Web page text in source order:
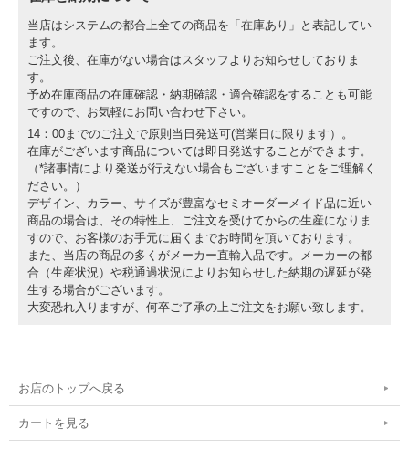
当店はシステムの都合上全ての商品を「在庫あり」と表記してい
ます。
ご注文後、在庫がない場合はスタッフよりお知らせしておりま
す。
予め在庫商品の在庫確認・納期確認・適合確認をすることも可能
ですので、お気軽にお問い合わせ下さい。
14：00までのご注文で原則当日発送可(営業日に限ります）。
在庫がございます商品については即日発送することができます。
（*諸事情により発送が行えない場合もございますことをご理解く
ださい。）
デザイン、カラー、サイズが豊富なセミオーダーメイド品に近い
商品の場合は、その特性上、ご注文を受けてからの生産になりま
すので、お客様のお手元に届くまでお時間を頂いております。
また、当店の商品の多くがメーカー直輸入品です。メーカーの都
合（生産状況）や税通過状況によりお知らせした納期の遅延が発
生する場合がございます。
大変恐れ入りますが、何卒ご了承の上ご注文をお願い致します。
お店のトップへ戻る
カートを見る